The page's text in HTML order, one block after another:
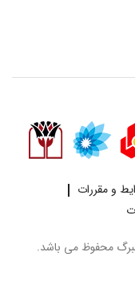
و مقررات
محفوظ می باشد.